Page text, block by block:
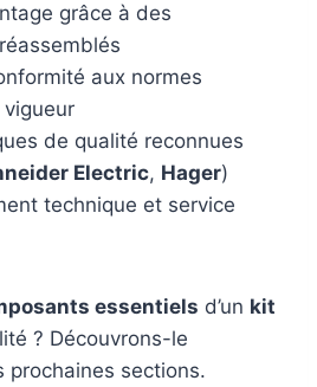
grâce à des
aux normes
de qualité reconnues
Electric, Hager)
technique et service
essentiels d’un kit
? Découvrons-le
prochaines sections.